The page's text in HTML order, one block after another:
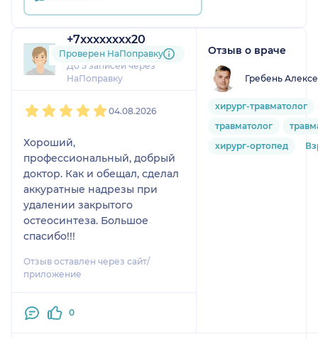
+7xxxxxxxx20
2 отзыва
До 5 записей через
НаПоправку
Проверен НаПоправку
04.08.2026
Хороший,
профессиональный, добрый
доктор. Как и обещал, сделал
аккуратные надрезы при
удалении закрытого
остеосинтеза. Большое
спасибо!!!
Отзыв оставлен через сайт/
приложение
0
Отзыв о враче
Гребень
хирург-травматолог
травматолог
хирург-ортопед